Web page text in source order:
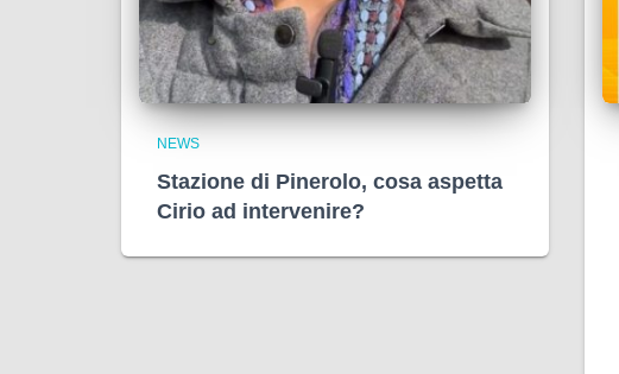
NEWS
Stazione di Pinerolo, cosa aspetta
Cirio ad intervenire?